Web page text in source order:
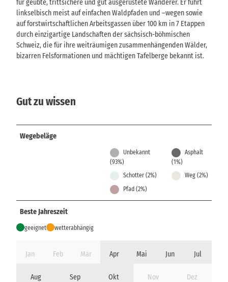
für geübte, trittsichere und gut ausgerüstete Wanderer. Er führt
linkselbisch meist auf einfachen Waldpfaden und –wegen sowie
auf forstwirtschaftlichen Arbeitsgassen über 100 km in 7 Etappen
durch einzigartige Landschaften der sächsisch-böhmischen
Schweiz, die für ihre weiträumigen zusammenhängenden Wälder,
bizarren Felsformationen und mächtigen Tafelberge bekannt ist.
Gut zu wissen
Wegebeläge
Unbekannt
(93%)
Asphalt
(1%)
Schotter (2%)
Weg (2%)
Pfad (2%)
Beste Jahreszeit
geeignet wetterabhängig
Jan Feb Mär Apr Mai Jun Jul
Aug Sep Okt Nov Dez